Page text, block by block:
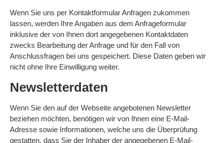
Wenn Sie uns per Kontaktformular Anfragen zukommen
lassen, werden Ihre Angaben aus dem Anfrageformular
inklusive der von Ihnen dort angegebenen Kontaktdaten
zwecks Bearbeitung der Anfrage und für den Fall von
Anschlussfragen bei uns gespeichert. Diese Daten geben wir
nicht ohne Ihre Einwilligung weiter.
Newsletterdaten
Wenn Sie den auf der Webseite angebotenen Newsletter
beziehen möchten, benötigen wir von Ihnen eine E-Mail-
Adresse sowie Informationen, welche uns die Überprüfung
gestatten, dass Sie der Inhaber der angegebenen E-Mail-